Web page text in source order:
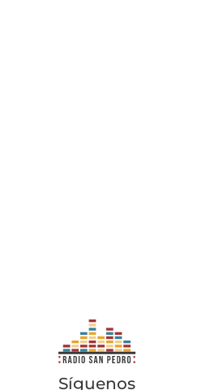
Síguenos